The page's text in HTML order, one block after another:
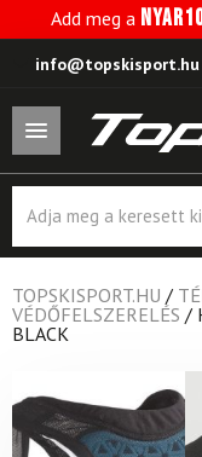
Add meg a
info@topskisport.hu
search
TOPSKISPORT.HU /
VÉDŐFELSZERELÉS /
BLACK